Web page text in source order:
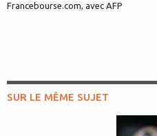
Francebourse.com, avec AFP
SUR LE MÊME SUJET